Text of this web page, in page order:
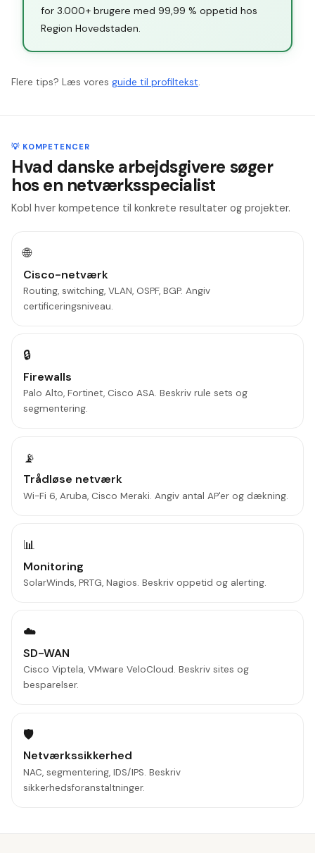
for 3.000+ brugere med 99,99 % oppetid hos
Region Hovedstaden.
Flere tips? Læs vores guide til profiltekst.
💡 KOMPETENCER
Hvad danske arbejdsgivere søger
hos en netværksspecialist
Kobl hver kompetence til konkrete resultater og projekter.
🌐
Cisco-netværk
Routing, switching, VLAN, OSPF, BGP. Angiv
certificeringsniveau.
🔒
Firewalls
Palo Alto, Fortinet, Cisco ASA. Beskriv rule sets og
segmentering.
📡
Trådløse netværk
Wi-Fi 6, Aruba, Cisco Meraki. Angiv antal AP'er og dækning.
📊
Monitoring
SolarWinds, PRTG, Nagios. Beskriv oppetid og alerting.
☁️
SD-WAN
Cisco Viptela, VMware VeloCloud. Beskriv sites og
besparelser.
🛡️
Netværkssikkerhed
NAC, segmentering, IDS/IPS. Beskriv
sikkerhedsforanstaltninger.